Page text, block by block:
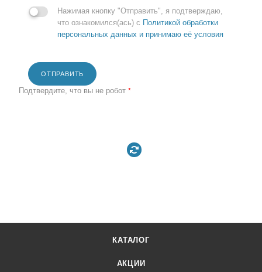
Нажимая кнопку "Отправить", я подтверждаю,
что ознакомился(ась) с Политикой обработки
персональных данных и принимаю её условия
ОТПРАВИТЬ
Подтвердите, что вы не робот *
КАТАЛОГ
АКЦИИ